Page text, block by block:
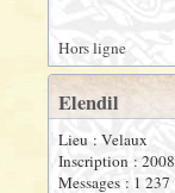
Hors ligne
Elendil
Lieu : Velaux
Inscription : 2008
Messages : 1 237